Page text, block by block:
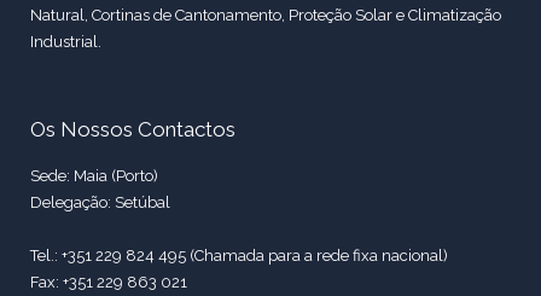
Natural, Cortinas de Cantonamento, Proteção Solar e Climatização
Industrial.
Os Nossos Contactos
Sede: Maia (Porto)
Delegação: Setúbal
Tel.: +351 229 824 495 (Chamada para a rede fixa nacional)
Fax: +351 229 863 021